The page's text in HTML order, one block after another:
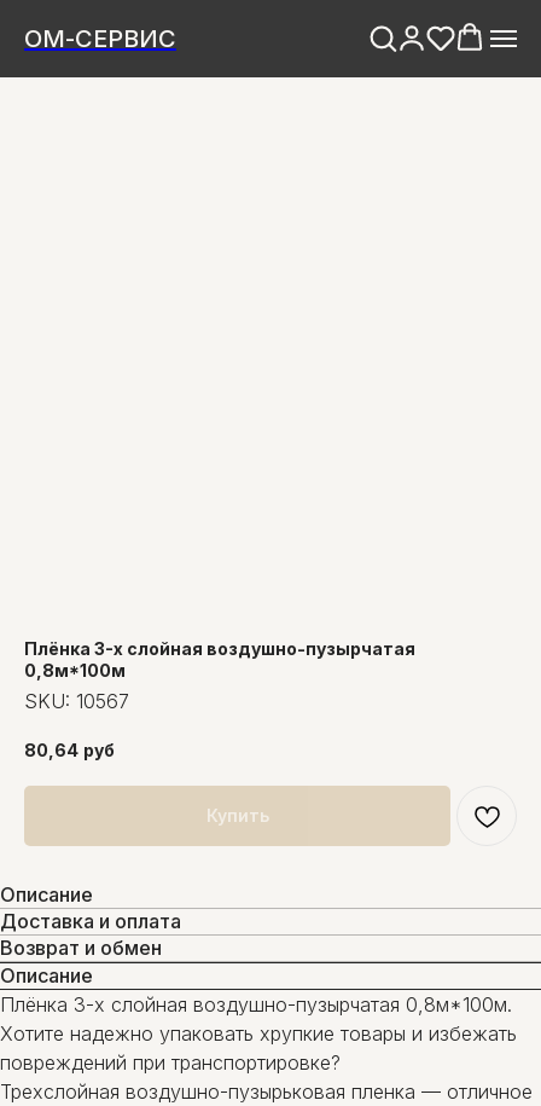
ОМ-СЕРВИС
Плёнка 3-х слойная воздушно-пузырчатая
0,8м*100м
SKU: 10567
80,64 руб
Купить
Описание
Доставка и оплата
Возврат и обмен
Описание
Плёнка 3-х слойная воздушно-пузырчатая 0,8м*100м.
Хотите надежно упаковать хрупкие товары и избежать
повреждений при транспортировке?
Трехслойная воздушно-пузырьковая пленка — отличное